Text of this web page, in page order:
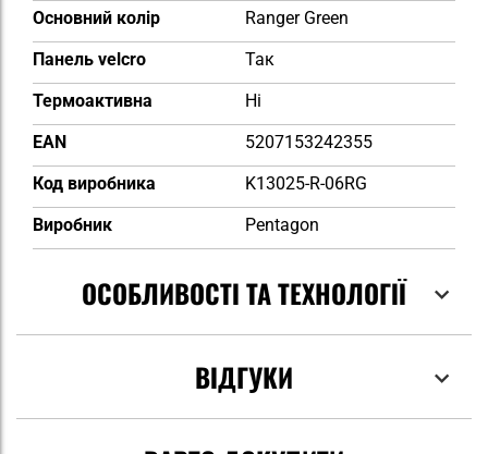
Основний колір
Ranger Green
Панель velcro
Так
Термоактивна
Ні
EAN
5207153242355
Код виробника
K13025-R-06RG
Виробник
Pentagon
ОСОБЛИВОСТІ ТА ТЕХНОЛОГІЇ
ВІДГУКИ